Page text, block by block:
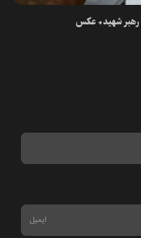
رهبر شهید+ عکس